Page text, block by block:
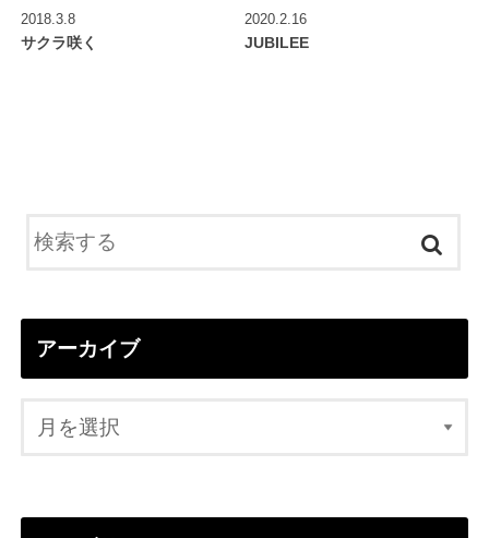
2018.3.8
サクラ咲く
2020.2.16
JUBILEE
アーカイブ